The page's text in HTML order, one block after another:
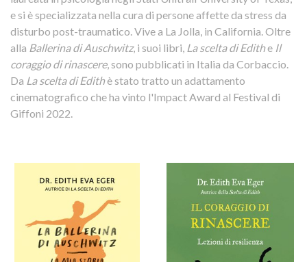
e si è specializzata nella cura di persone affette da stress da
disturbo post-traumatico. Vive a La Jolla, in California. Oltre
alla Ballerina di Auschwitz, i suoi libri, La scelta di Edithe Il
coraggio di rinascere, sono pubblicati in Italia da Corbaccio.
Da La scelta di Edithè stato tratto un adattamento
cinematografico che ha vinto l'Impact Award al Festival di
Giffoni 2022.